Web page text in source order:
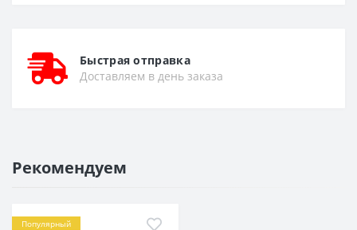
Быстрая отправка
Доставляем в день заказа
Рекомендуем
Популярный